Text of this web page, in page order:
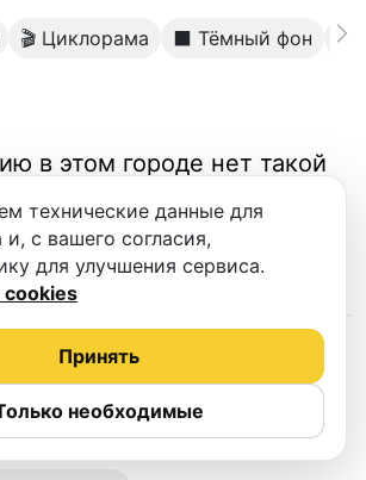
🎬 Циклорама ⬛️ Тёмный фон ⬜️
в этом городе нет такой
в Астане
подкастов
технические данные для
с вашего согласия,
для улучшения сервиса.
необходимые
Принять